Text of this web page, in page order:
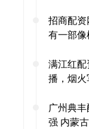
招商配
有一部
满江红
播，烟
广州典
强 内蒙